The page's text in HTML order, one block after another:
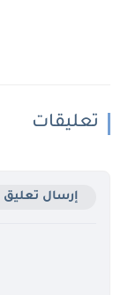
تعليقات
إرسال تعليق